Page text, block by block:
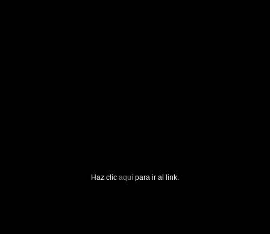
Haz clic aquí para ir al link.